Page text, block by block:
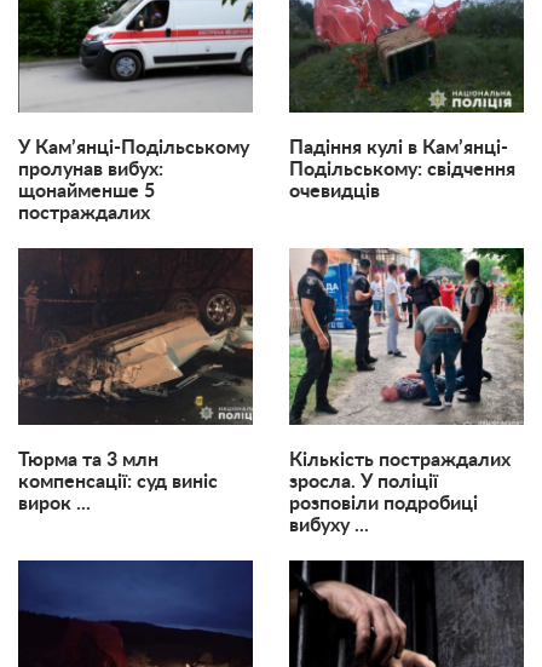
У Кам’янці-Подільському
пролунав вибух:
щонайменше 5
постраждалих
Падіння кулі в Кам’янці-
Подільському: свідчення
очевидців
Тюрма та 3 млн
компенсації: суд виніс
вирок ...
Кількість постраждалих
зросла. У поліції
розповіли подробиці
вибуху ...